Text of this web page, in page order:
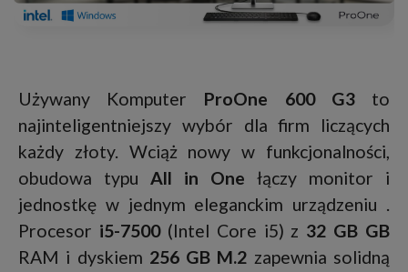
Używany Komputer ProOne 600 G3to
najinteligentniejszy wybór dla firm liczących
każdy złoty. Wciąż nowy w funkcjonalności,
obudowa typu All in One łączy monitor i
jednostkę w jednym eleganckim urządzeniu .
Procesor i5-7500(Intel Core i5) z 32 GB GB
RAM i dyskiem 256 GB M.2 zapewnia solidną